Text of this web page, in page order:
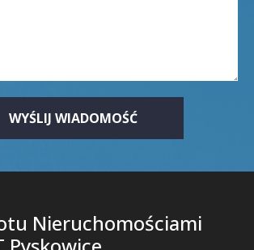
Nieruchomościami